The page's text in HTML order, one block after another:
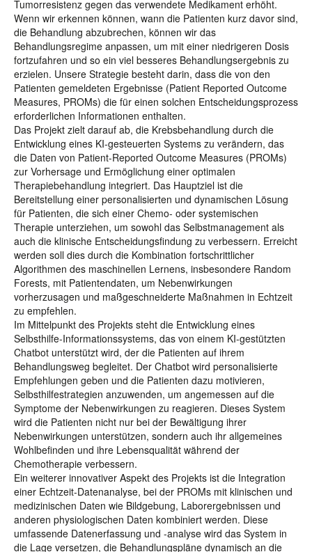
Tumorresistenz gegen das verwendete Medikament erhöht.
Wenn wir erkennen können, wann die Patienten kurz davor sind,
die Behandlung abzubrechen, können wir das
Behandlungsregime anpassen, um mit einer niedrigeren Dosis
fortzufahren und so ein viel besseres Behandlungsergebnis zu
erzielen. Unsere Strategie besteht darin, dass die von den
Patienten gemeldeten Ergebnisse (Patient Reported Outcome
Measures, PROMs) die für einen solchen Entscheidungsprozess
erforderlichen Informationen enthalten.
Das Projekt zielt darauf ab, die Krebsbehandlung durch die
Entwicklung eines KI-gesteuerten Systems zu verändern, das
die Daten von Patient-Reported Outcome Measures (PROMs)
zur Vorhersage und Ermöglichung einer optimalen
Therapiebehandlung integriert. Das Hauptziel ist die
Bereitstellung einer personalisierten und dynamischen Lösung
für Patienten, die sich einer Chemo- oder systemischen
Therapie unterziehen, um sowohl das Selbstmanagement als
auch die klinische Entscheidungsfindung zu verbessern. Erreicht
werden soll dies durch die Kombination fortschrittlicher
Algorithmen des maschinellen Lernens, insbesondere Random
Forests, mit Patientendaten, um Nebenwirkungen
vorherzusagen und maßgeschneiderte Maßnahmen in Echtzeit
zu empfehlen.
Im Mittelpunkt des Projekts steht die Entwicklung eines
Selbsthilfe-Informationssystems, das von einem KI-gestützten
Chatbot unterstützt wird, der die Patienten auf ihrem
Behandlungsweg begleitet. Der Chatbot wird personalisierte
Empfehlungen geben und die Patienten dazu motivieren,
Selbsthilfestrategien anzuwenden, um angemessen auf die
Symptome der Nebenwirkungen zu reagieren. Dieses System
wird die Patienten nicht nur bei der Bewältigung ihrer
Nebenwirkungen unterstützen, sondern auch ihr allgemeines
Wohlbefinden und ihre Lebensqualität während der
Chemotherapie verbessern.
Ein weiterer innovativer Aspekt des Projekts ist die Integration
einer Echtzeit-Datenanalyse, bei der PROMs mit klinischen und
medizinischen Daten wie Bildgebung, Laborergebnissen und
anderen physiologischen Daten kombiniert werden. Diese
umfassende Datenerfassung und -analyse wird das System in
die Lage versetzen, die Behandlungspläne dynamisch an die